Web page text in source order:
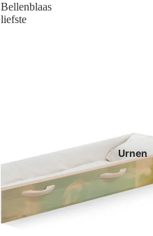
Urnen
Bellenblaas
liefste